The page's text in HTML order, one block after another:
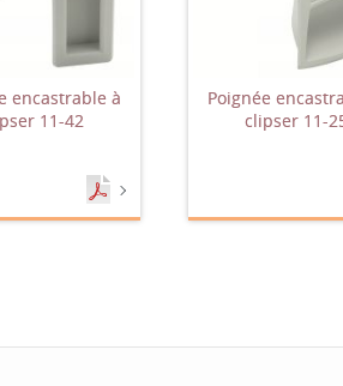
encastrable à
11-42
Poignée
clipser 11-